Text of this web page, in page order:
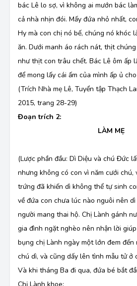
bác Lê lo sợ, vì không ai mướn bác
cả nhà nhịn đói. Mấy đứa nhỏ nhất,
Hy mà con chị nó bế, chúng nó khóc
ăn. Dưới manh áo rách nát, thịt
như thịt con trâu chết. Bác Lê ôm ấp
để mong lấy cái ấm của mình ấp ủ
(Trích Nhà mẹ Lê, Tuyển tập Thạch
2015, trang 28-29)
Đoạn trích 2:
LÀM MẸ
(Lược phần đầu: Dì Diệu và chú Đức
nhưng không có con vì năm cưới chú,
trứng đã khiến dì không thể tự sinh
về đứa con chưa lúc nào nguôi nên
người mang thai hộ. Chị Lành gánh
gia đình ngặt nghèo nên nhận lời
bụng chị Lành ngày một lớn đem đến
chú dì, và cũng dấy lên tình mẫu tử ở
Và khi tháng Ba đi qua, đứa bé bắt